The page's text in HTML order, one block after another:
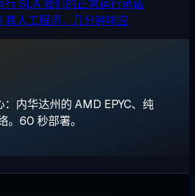
行 SLA我们的正常运行承诺
真人工程师，几分钟响应
内华达州的 AMD EPYC、纯
60 秒部署。